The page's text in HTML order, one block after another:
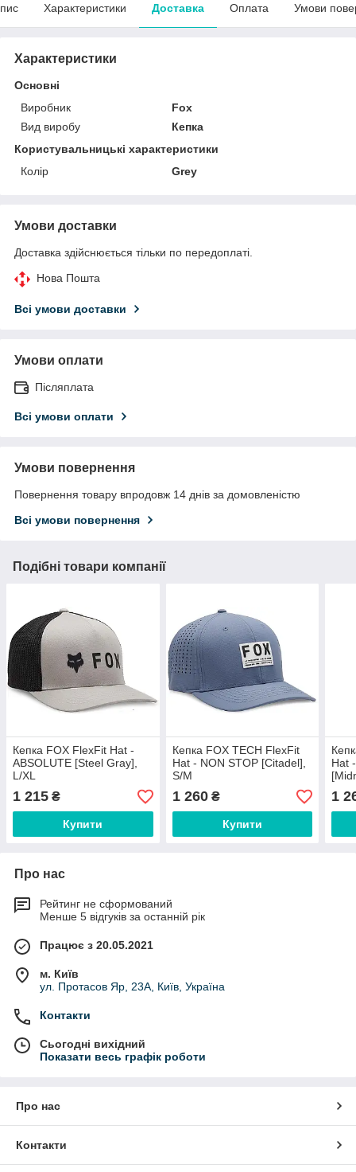
Характеристики Доставка Оплата Умови
Характеристики
Основні
Виробник
Fox
Вид виробу
Кепка
Користувальницькі характеристики
Колір
Grey
Умови доставки
Доставка здійснюється тільки по передоплаті.
Нова Пошта
Всі умови доставки
Умови оплати
Післяплата
Всі умови оплати
Умови повернення
Повернення товару впродовж 14 днів за домовленістю
Всі умови повернення
Подібні товари компанії
Кепка FOX FlexFit Hat -
ABSOLUTE [Steel Gray],
L/XL
1 215 ₴
Купити
Кепка FOX TECH FlexFit
Hat - NON STOP [Citadel],
S/M
1 260₴
Купити
Hat
1
Про нас
Рейтинг не сформований
Менше 5 відгуків за останній рік
Працює з 20.05.2021
м. Київ
ул. Протасов Яр, 23А, Київ, Україна
Контакти
Сьогодні вихідний
Показати весь графік роботи
Про нас
Контакти